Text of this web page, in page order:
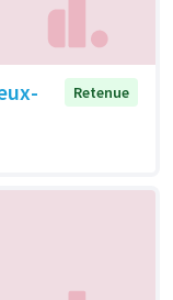
Retenue